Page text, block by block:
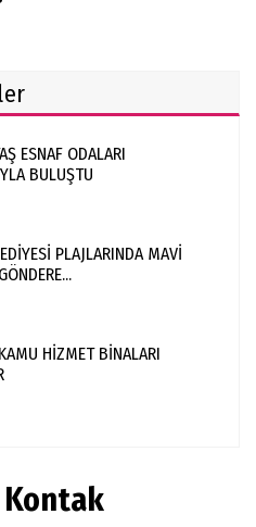
ESNAF ODALARI
BULUŞTU
PLAJLARINDA MAVİ
HİZMET BİNALARI